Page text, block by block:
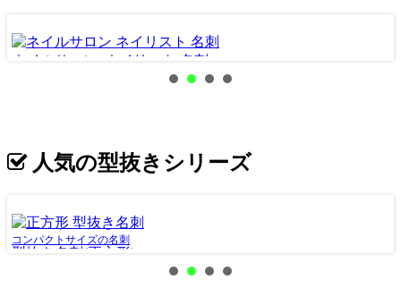
ネイルサロン･ネイリスト 名刺
人気の型抜きシリーズ
コンパクトサイズの名刺
型抜き名刺(正方形)